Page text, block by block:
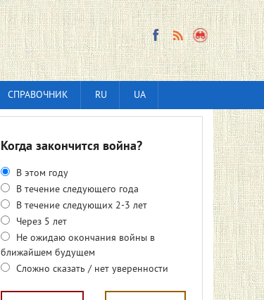
СПРАВОЧНИК RU UA
Когда закончится война?
В этом году
В течение следующего года
В течение следующих 2-3 лет
Через 5 лет
Не ожидаю окончания войны в
ближайшем будущем
Сложно сказать / нет уверенности